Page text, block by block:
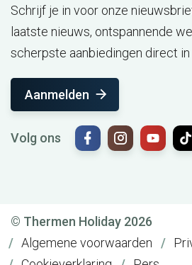
Schrijf je in voor onze
laatste nieuws, ontspannende
scherpste aanbiedingen direct
Aanmelden
Volg ons
© Thermen Holiday 2026
Algemene voorwaarden